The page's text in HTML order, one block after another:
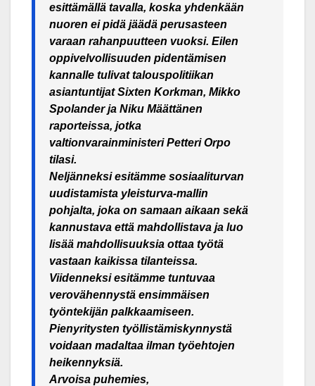
esittämällä tavalla, koska yhdenkään
nuoren ei pidä jäädä perusasteen
varaan rahanpuutteen vuoksi. Eilen
oppivelvollisuuden pidentämisen
kannalle tulivat talouspolitiikan
asiantuntijat Sixten Korkman, Mikko
Spolander ja Niku Määttänen
raporteissa, jotka
valtionvarainministeri Petteri Orpo
tilasi.
Neljänneksi esitämme sosiaaliturvan
uudistamista yleisturva-mallin
pohjalta, joka on samaan aikaan sekä
kannustava että mahdollistava ja luo
lisää mahdollisuuksia ottaa työtä
vastaan kaikissa tilanteissa.
Viidenneksi esitämme tuntuvaa
verovähennystä ensimmäisen
työntekijän palkkaamiseen.
Pienyritysten työllistämiskynnystä
voidaan madaltaa ilman työehtojen
heikennyksiä.
Arvoisa puhemies,